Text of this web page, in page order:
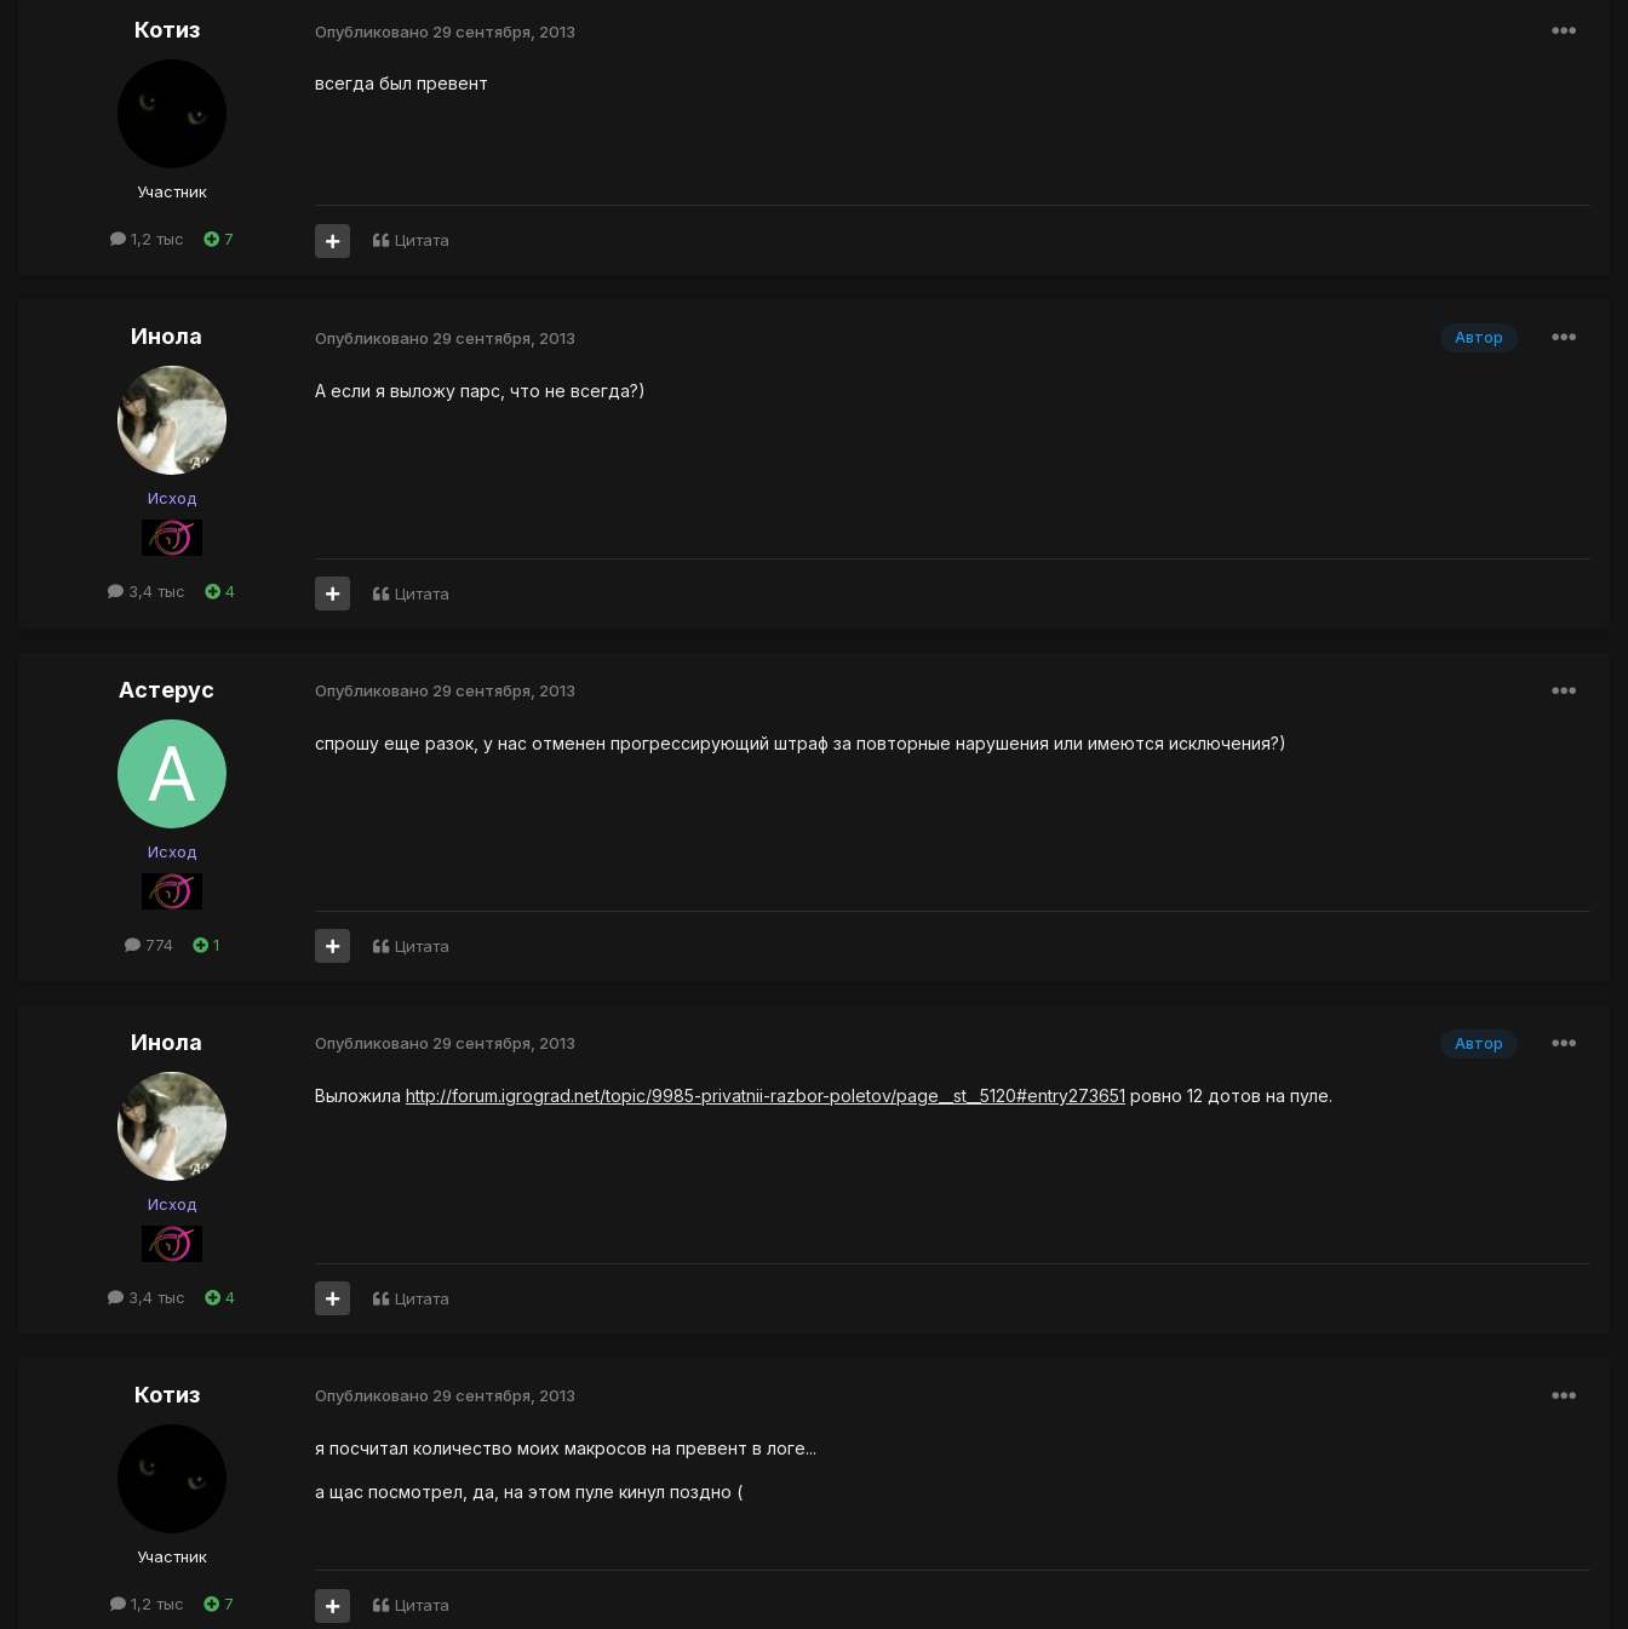
Котиз
Участник
1,2 тыс 7
Опубликовано 29 сентября, 2013
всегда был превент
Цитата
Инола
Исход
3,4 тыс 4
Автор
Опубликовано 29 сентября, 2013
А если я выложу парс, что не всегда?)
Цитата
Астерус
Исход
774 1
Опубликовано 29 сентября, 2013
спрошу еще разок, у нас отменен прогрессирующий штраф за повторные нарушения или имеются исключения?)
Цитата
Инола
Исход
3,4 тыс 4
Автор
Опубликовано 29 сентября, 2013
Выложила http://forum.igrograd.net/topic/9985-privatnii-razbor-poletov/page__st__5120#entry273651 ровно 12 дотов на пуле.
Цитата
Котиз
Участник
1,2 тыс 7
Опубликовано 29 сентября, 2013
я посчитал количество моих макросов на превент в логе...
а щас посмотрел, да, на этом пуле кинул поздно (
Цитата